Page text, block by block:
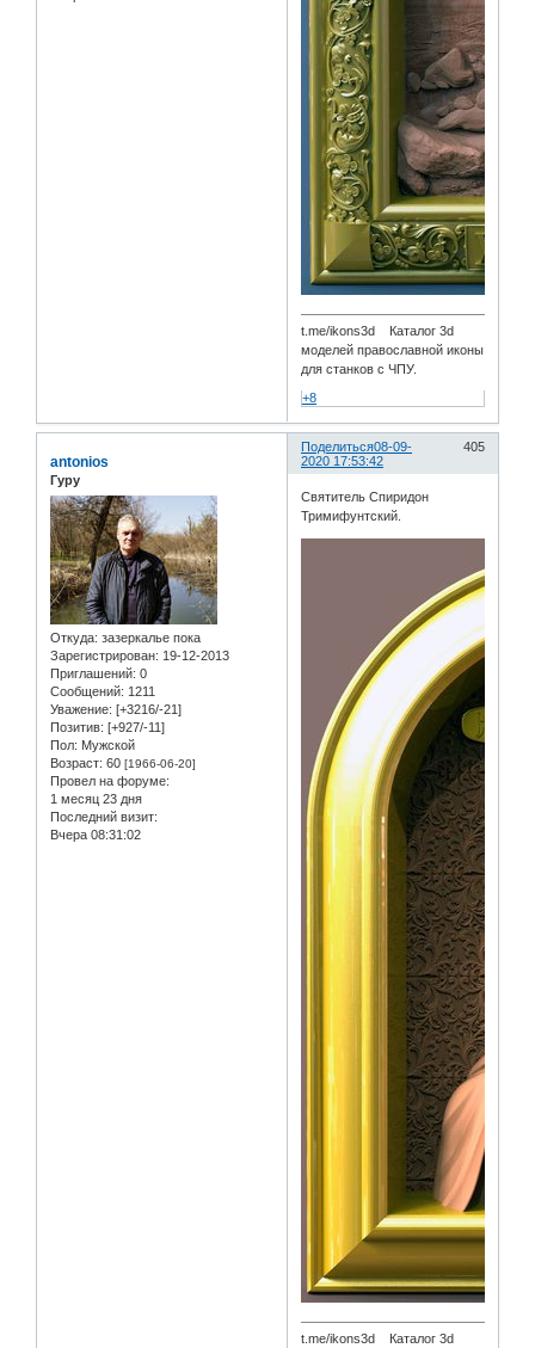
t.me/ikons3d Каталог 3d
моделей православной иконы
для станков с ЧПУ.
+8
Поделиться 405
08-09-
2020 17:53:42
antonios
Гуру
Откуда: зазеркалье пока
Зарегистрирован: 19-12-2013
Приглашений: 0
Сообщений: 1211
Уважение: [+3216/-21]
Позитив: [+927/-11]
Пол: Мужской
Возраст: 60 [1966-06-20]
Провел на форуме:
1 месяц 23 дня
Последний визит:
Вчера 08:31:02
Святитель Спиридон
Тримифунтский.
t.me/ikons3d Каталог 3d